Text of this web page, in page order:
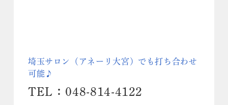
埼玉サロン（アネーリ大宮）でも打ち合わせ
可能♪
TEL：048-814-4122